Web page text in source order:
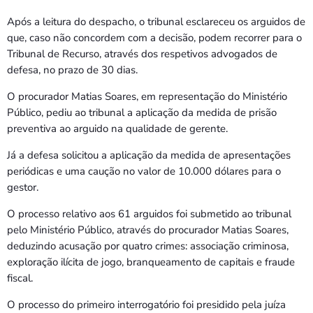
Após a leitura do despacho, o tribunal esclareceu os arguidos de
que, caso não concordem com a decisão, podem recorrer para o
Tribunal de Recurso, através dos respetivos advogados de
defesa, no prazo de 30 dias.
O procurador Matias Soares, em representação do Ministério
Público, pediu ao tribunal a aplicação da medida de prisão
preventiva ao arguido na qualidade de gerente.
Já a defesa solicitou a aplicação da medida de apresentações
periódicas e uma caução no valor de 10.000 dólares para o
gestor.
O processo relativo aos 61 arguidos foi submetido ao tribunal
pelo Ministério Público, através do procurador Matias Soares,
deduzindo acusação por quatro crimes: associação criminosa,
exploração ilícita de jogo, branqueamento de capitais e fraude
fiscal.
O processo do primeiro interrogatório foi presidido pela juíza